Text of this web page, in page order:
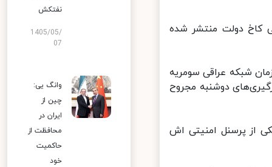
دولت منتشر شده
شبکه عراقی سومریه
دوشنبه مجروح
از پرسنل امنیتی اش
نفتکش
1405/05/
07
وانگ یی:
چین از
ایران در
محافظت از
حاکمیت
خود